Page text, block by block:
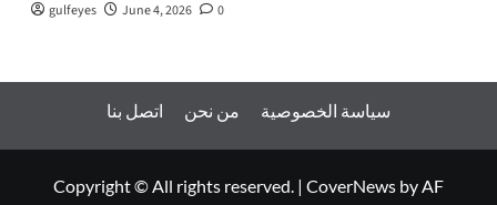
gulfeyes June 4, 2026 0
اتصل بنا من نحن سياسة الخصوصية
Copyright © All rights reserved. | CoverNews by AF